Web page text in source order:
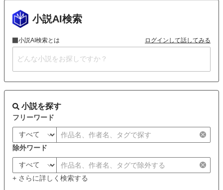
小説AI検索
小説AI検索とは ログインして話してみる
小説を探す
フリーワード
除外ワード
+ さらに詳しく検索する